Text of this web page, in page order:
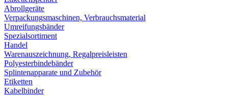
Abrollgeräte
Verpackungsmaschinen, Verbrauchsmaterial
Umreifungsbänder
Spezialsortiment
Handel
Warenauszeichnung, Regalpreisleisten
Polyesterbindebänder
Splintenapparate und Zubehör
Etiketten
Kabelbinder